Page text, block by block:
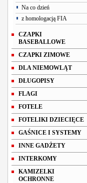
Na co dzień
z homologacją FIA
CZAPKI
BASEBALLOWE
CZAPKI ZIMOWE
DLA NIEMOWLĄT
DŁUGOPISY
FLAGI
FOTELE
FOTELIKI DZIECIĘCE
GAŚNICE I SYSTEMY
INNE GADŻETY
INTERKOMY
KAMIZELKI
OCHRONNE